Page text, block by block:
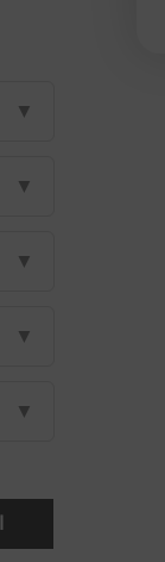
▼
▼
▼
▼
▼